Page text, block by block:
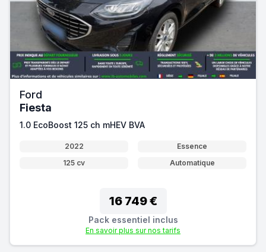
Ford
Fiesta
1.0 EcoBoost 125 ch mHEV BVA
2022
Essence
125 cv
Automatique
16 749 €
Pack essentiel inclus
En savoir plus sur nos tarifs